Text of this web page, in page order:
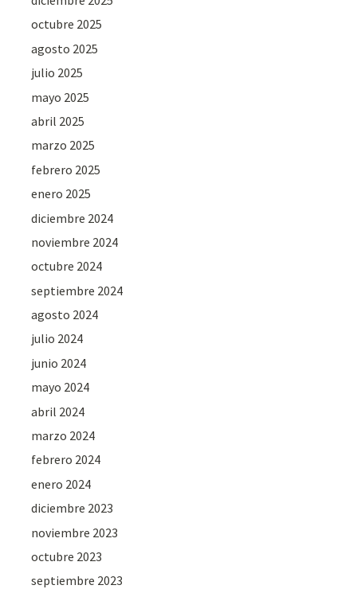
octubre 2025
agosto 2025
julio 2025
mayo 2025
abril 2025
marzo 2025
febrero 2025
enero 2025
diciembre 2024
noviembre 2024
octubre 2024
septiembre 2024
agosto 2024
julio 2024
junio 2024
mayo 2024
abril 2024
marzo 2024
febrero 2024
enero 2024
diciembre 2023
noviembre 2023
octubre 2023
septiembre 2023